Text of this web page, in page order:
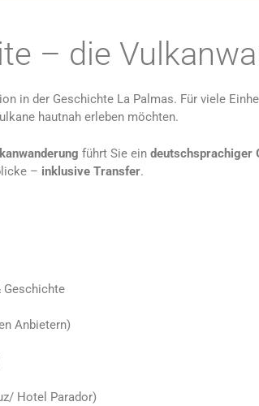
– die
in der Geschichte La Palmas. Für viele
hautnah erleben möchten.
führt Sie ein deutschsprachiger
– inklusive Transfer.
Geschichte
Anbietern)
Hotel Parador)